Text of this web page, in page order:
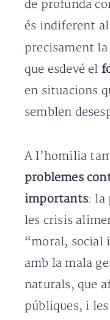
de profunda
és indiferent
precisament la
que esdevé el
en situacions
semblen
A l’homilia
problemes
importants: la
les crisis
“moral, social
amb la mala
naturals, que
públiques, i